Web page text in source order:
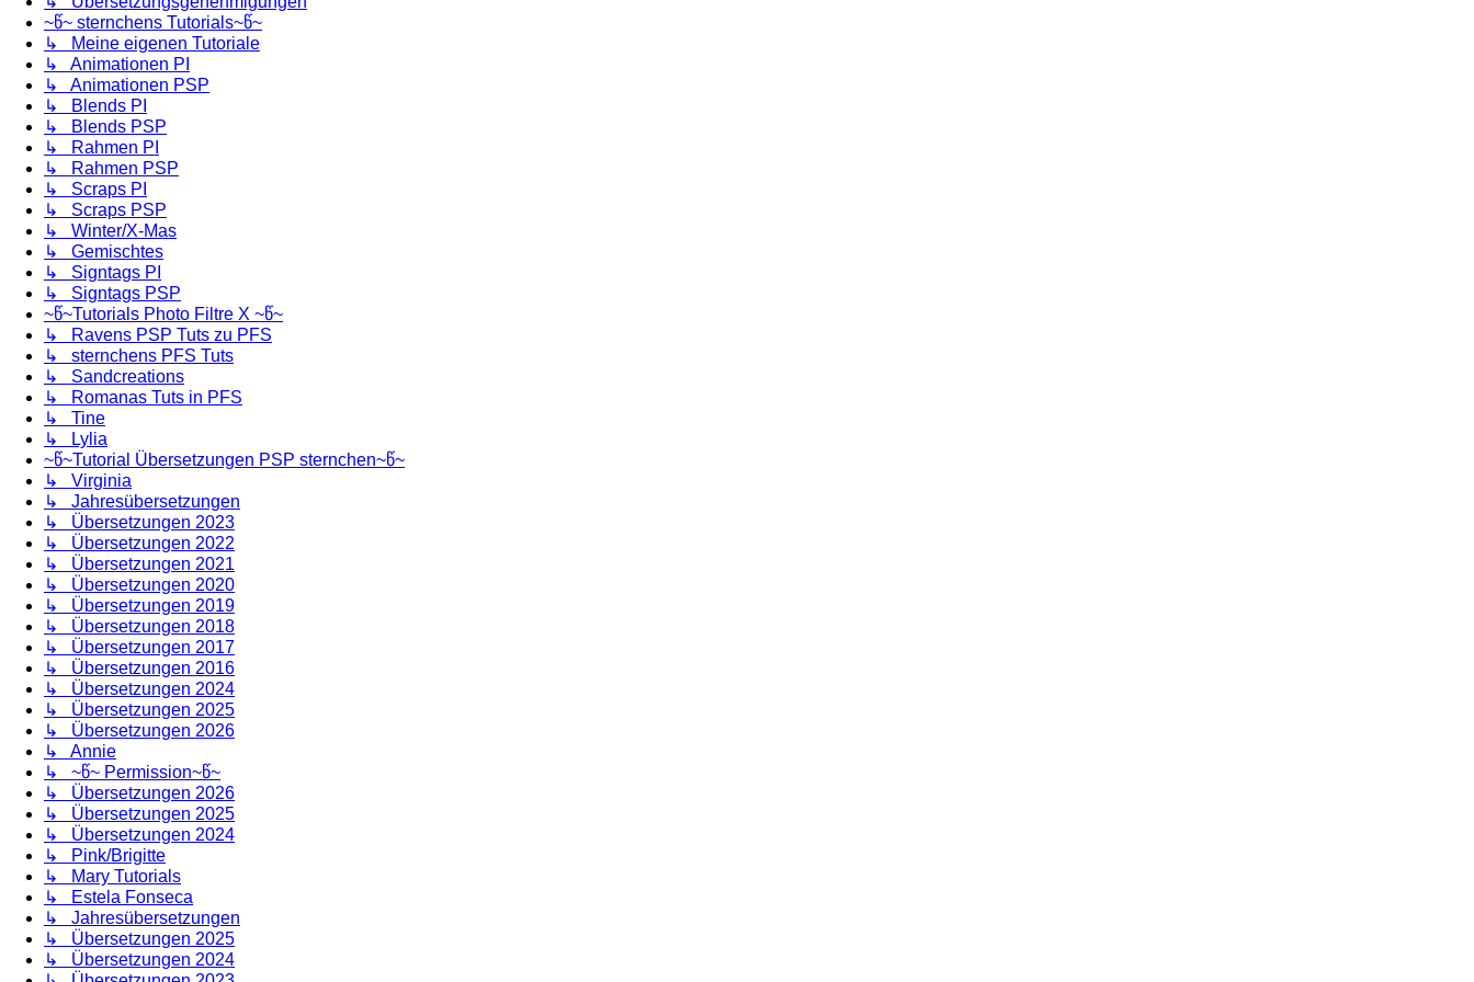
~წ~ sternchens Tutorials~წ~
↳ Meine eigenen Tutoriale
↳ Animationen PI
↳ Animationen PSP
↳ Blends PI
↳ Blends PSP
↳ Rahmen PI
↳ Rahmen PSP
↳ Scraps PI
↳ Scraps PSP
↳ Winter/X-Mas
↳ Gemischtes
↳ Signtags PI
↳ Signtags PSP
~წ~Tutorials Photo Filtre X ~წ~
↳ Ravens PSP Tuts zu PFS
↳ sternchens PFS Tuts
↳ Sandcreations
↳ Romanas Tuts in PFS
↳ Tine
↳ Lylia
~წ~Tutorial Übersetzungen PSP sternchen~წ~
↳ Virginia
↳ Jahresübersetzungen
↳ Übersetzungen 2023
↳ Übersetzungen 2022
↳ Übersetzungen 2021
↳ Übersetzungen 2020
↳ Übersetzungen 2019
↳ Übersetzungen 2018
↳ Übersetzungen 2017
↳ Übersetzungen 2016
↳ Übersetzungen 2024
↳ Übersetzungen 2025
↳ Übersetzungen 2026
↳ Annie
↳ ~წ~ Permission~წ~
↳ Übersetzungen 2026
↳ Übersetzungen 2025
↳ Übersetzungen 2024
↳ Pink/Brigitte
↳ Mary Tutorials
↳ Estela Fonseca
↳ Jahresübersetzungen
↳ Übersetzungen 2025
↳ Übersetzungen 2024